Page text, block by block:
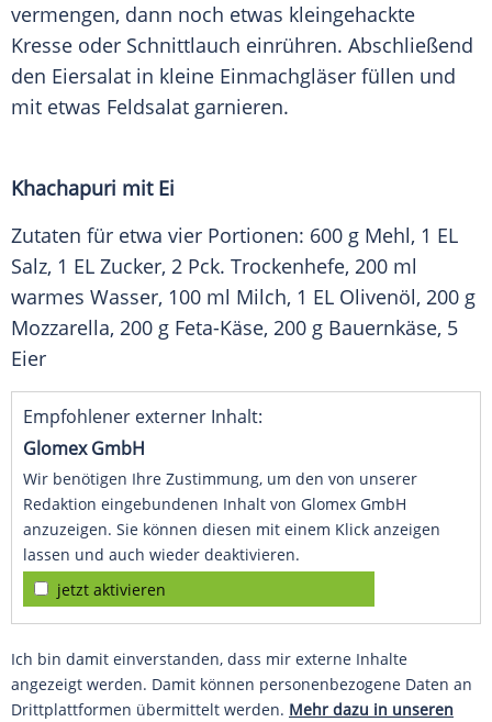
vermengen, dann noch etwas kleingehackte
Kresse oder Schnittlauch einrühren. Abschließend
den Eiersalat in kleine Einmachgläser füllen und
mit etwas Feldsalat garnieren.
Khachapuri mit Ei
Zutaten für etwa vier Portionen: 600 g Mehl, 1 EL
Salz, 1 EL Zucker, 2 Pck. Trockenhefe, 200 ml
warmes Wasser, 100 ml Milch, 1 EL Olivenöl, 200 g
Mozzarella, 200 g Feta-Käse, 200 g Bauernkäse, 5
Eier
Empfohlener externer Inhalt:
Glomex GmbH
Wir benötigen Ihre Zustimmung, um den von unserer
Redaktion eingebundenen Inhalt von Glomex GmbH
anzuzeigen. Sie können diesen mit einem Klick anzeigen
lassen und auch wieder deaktivieren.
jetzt aktivieren
Ich bin damit einverstanden, dass mir externe Inhalte
angezeigt werden. Damit können personenbezogene Daten an
Drittplattformen übermittelt werden. Mehr dazu in unseren